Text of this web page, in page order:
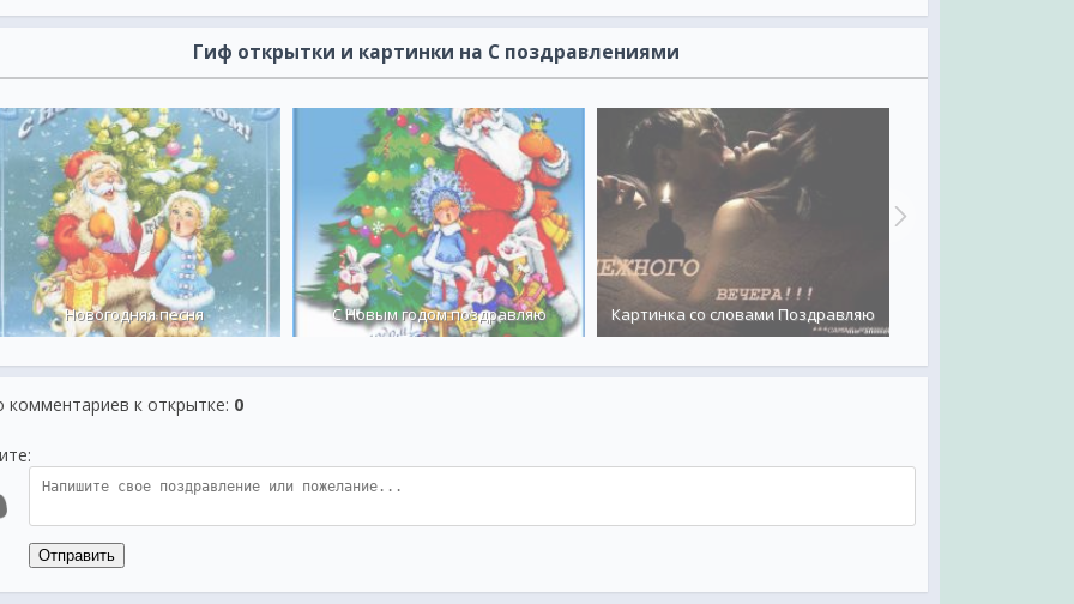
Гиф открытки и картинки на С поздравлениями
Новогодняя песня С Новым годом поздравляю Картинка со словами Поздравляю
комментариев к открытке: 0
Отправить